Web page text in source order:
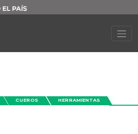
CUEROS HERRAMIENTAS